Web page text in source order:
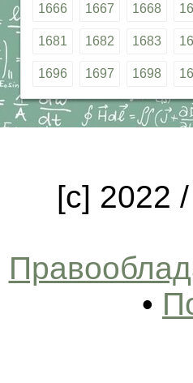
1666 1667 1668
1681 1682 1683
1696 1697 1698
[c] 2022
•